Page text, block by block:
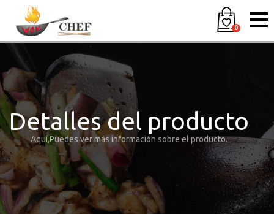
0
Detalles del producto
Aquí,Puedes ver más información sobre el producto.